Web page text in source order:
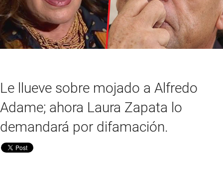
Le llueve sobre mojado a Alfredo
Adame; ahora Laura Zapata lo
demandará por difamación.